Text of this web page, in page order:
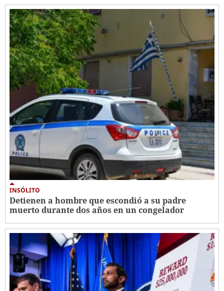
INSÓLITO
Detienen a hombre que escondió a su padre
muerto durante dos años en un congelador